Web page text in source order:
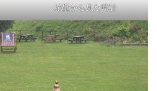
城壁から見た時計